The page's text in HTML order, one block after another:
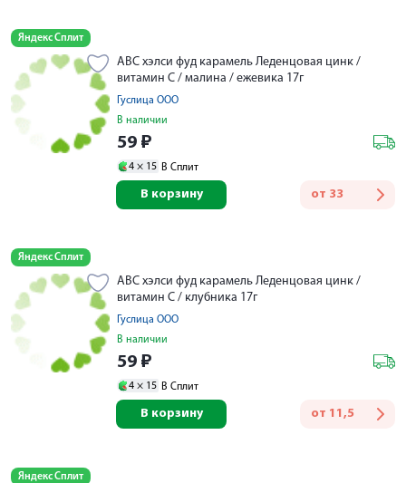
Яндекс Сплит
АВС хэлси фуд карамель Леденцовая цинк /
витамин C / малина / ежевика 17г
Гуслица ООО
В наличии
59 ₽
4 × 15 В Сплит
от 33
В корзину
Яндекс Сплит
АВС хэлси фуд карамель Леденцовая цинк /
витамин C / клубника 17г
Гуслица ООО
В наличии
59 ₽
4 × 15 В Сплит
от 11,5
В корзину
Яндекс Сплит